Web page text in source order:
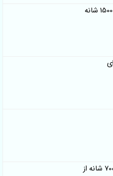
خرید مستقیم فرش 700 شانه از